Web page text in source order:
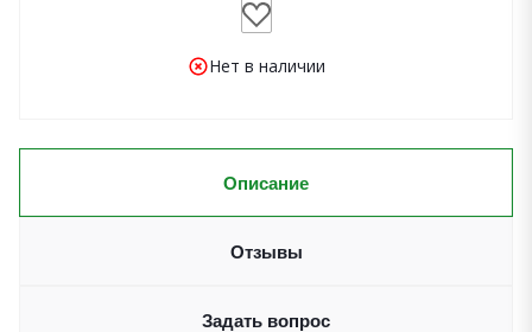
Нет в наличии
Описание
Отзывы
Задать вопрос